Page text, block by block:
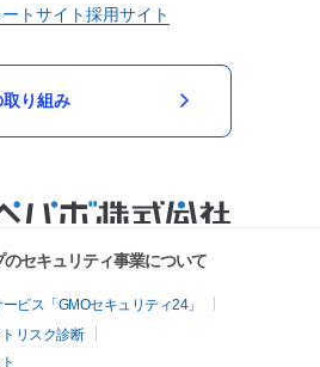
トサイト採用サイト
り組み
セキュリティ事業について
ビス「GMOセキュリティ24」
リスク診断